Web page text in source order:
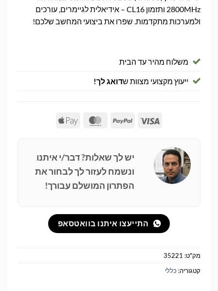
2800MHz ותזמון CL16 – אידיאלית לגיימרים, עורכים
ולמערכות מתקדמות. שפרו את ביצועי המחשב שלכם!
משלוח מהיר עד הבית
ייעוץ מקצועי מצוות שדואג לך!
Visa
PayPal
MasterCard
Apple
יש לך שאלות? דבר/י איתנו
ונשמח לעזור לך לבחור את
הפתרון המושלם עבורך!
התייעצו איתנו בוואטסאפ
מק"ט: 35221
קטגוריה: כללי